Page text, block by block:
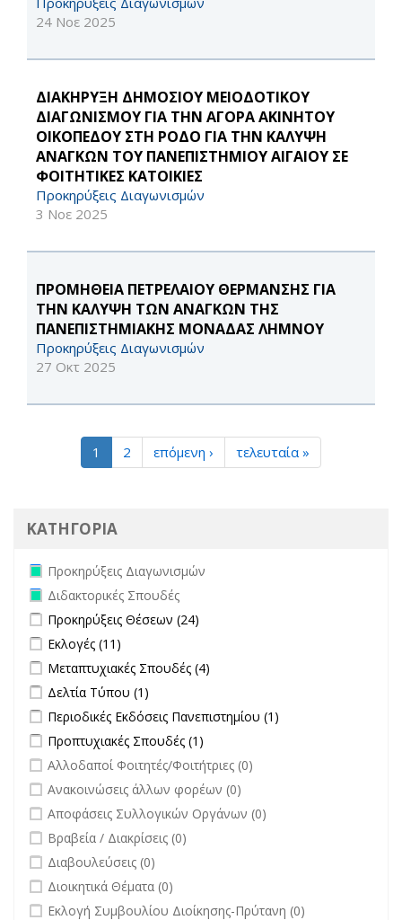
24 Νοε 2025
ΔΙΑΚΗΡΥΞΗ ΔΗΜΟΣΙΟΥ ΜΕΙΟΔΟΤΙΚΟΥ
ΔΙΑΓΩΝΙΣΜΟΥ ΓΙΑ ΤΗΝ ΑΓΟΡΑ ΑΚΙΝΗΤΟΥ
ΟΙΚΟΠΕΔΟΥ ΣΤΗ ΡΟΔΟ ΓΙΑ ΤΗΝ ΚΑΛΥΨΗ
ΑΝΑΓΚΩΝ ΤΟΥ ΠΑΝΕΠΙΣΤΗΜΙΟΥ ΑΙΓΑΙΟΥ ΣΕ
ΦΟΙΤΗΤΙΚΕΣ ΚΑΤΟΙΚΙΕΣ
Προκηρύξεις Διαγωνισμών
3 Νοε 2025
ΠΡΟΜΗΘΕΙΑ ΠΕΤΡΕΛΑΙΟΥ ΘΕΡΜΑΝΣΗΣ ΓΙΑ
ΤΗΝ ΚΑΛΥΨΗ ΤΩΝ ΑΝΑΓΚΩΝ ΤΗΣ
ΠΑΝΕΠΙΣΤΗΜΙΑΚΗΣ ΜΟΝΑΔΑΣ ΛΗΜΝΟΥ
Προκηρύξεις Διαγωνισμών
27 Οκτ 2025
1 2 επόμενη › τελευταία »
ΚΑΤΗΓΟΡΙΑ
Remove Προκηρύξεις Διαγωνισμών filter
Προκηρύξεις Διαγωνισμών
Remove Διδακτορικές Σπουδές filter
Διδακτορικές Σπουδές
Apply Προκηρύξεις Θέσεων filter
Προκηρύξεις Θέσεων (24)
Apply Εκλογές filter
Εκλογές (11)
Apply Μεταπτυχιακές Σπουδές filter
Μεταπτυχιακές Σπουδές (4)
Apply Δελτία Τύπου filter
Δελτία Τύπου (1)
Apply Περιοδικές Εκδόσεις Πανεπιστημίου filter
Περιοδικές Εκδόσεις Πανεπιστημίου (1)
Apply Προπτυχιακές Σπουδές filter
Προπτυχιακές Σπουδές (1)
undefined
Αλλοδαποί Φοιτητές/Φοιτήτριες (0)
undefined
Ανακοινώσεις άλλων φορέων (0)
undefined
Αποφάσεις Συλλογικών Οργάνων (0)
undefined
Βραβεία / Διακρίσεις (0)
undefined
Διαβουλεύσεις (0)
undefined
Διοικητικά Θέματα (0)
undefined
Εκλογή Συμβουλίου Διοίκησης-Πρύτανη (0)